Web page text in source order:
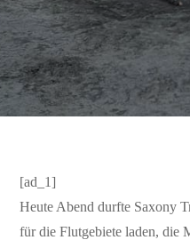
[ad_1]
Heute Abend durfte Saxony
für die Flutgebiete laden, die